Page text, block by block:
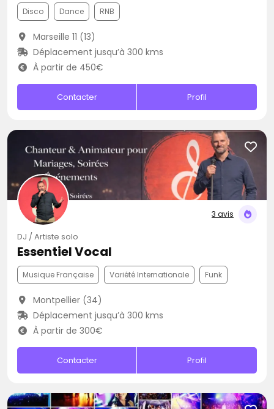
Disco Dance RNB
Marseille 11 (13)
Déplacement jusqu’à 300 kms
À partir de 450€
Contacter Profil
3 avis
DJ / Artiste solo
Essentiel Vocal
Musique Française Variété Internationale Funk
Montpellier (34)
Déplacement jusqu’à 300 kms
À partir de 300€
Contacter Profil